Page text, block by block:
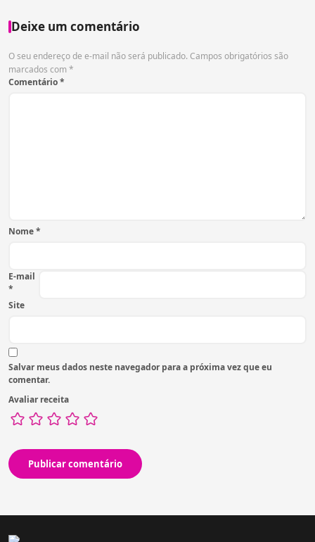
Deixe um comentário
O seu endereço de e-mail não será publicado. Campos obrigatórios são
marcados com*
Comentário*
Nome*
E-mail
*
Site
Salvar meus dados neste navegador para a próxima vez que eu
comentar.
Avaliar receita